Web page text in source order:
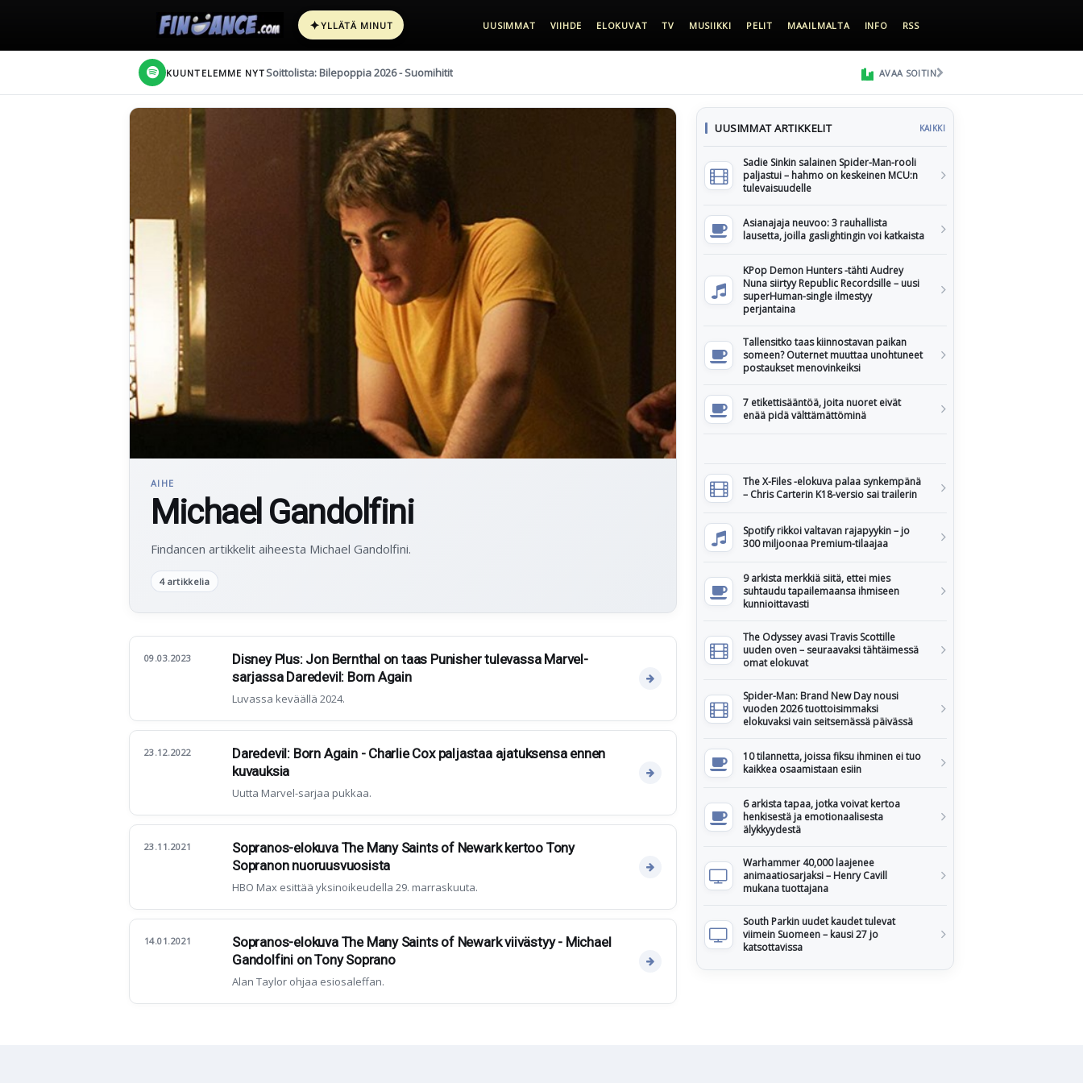
✦YLLÄTÄ MINUT UUSIMMAT VIIHDE ELOKUVAT TV MUSIIKKI PELIT MAAILMALTA INFO RSS
KUUNTELEMME NYT Soittolista: Bilepoppia 2026 - Suomihitit AVAA SOITIN
AIHE
Michael Gandolfini
Findancen artikkelit aiheesta Michael Gandolfini.
4 artikkelia
09.03.2023
Disney Plus: Jon Bernthal on taas Punisher tulevassa Marvel-
sarjassa Daredevil: Born Again
Luvassa keväällä 2024.
23.12.2022
Daredevil: Born Again - Charlie Cox paljastaa ajatuksensa ennen
kuvauksia
Uutta Marvel-sarjaa pukkaa.
23.11.2021
Sopranos-elokuva The Many Saints of Newark kertoo Tony
Sopranon nuoruusvuosista
HBO Max esittää yksinoikeudella 29. marraskuuta.
14.01.2021
Sopranos-elokuva The Many Saints of Newark viivästyy - Michael
Gandolfini on Tony Soprano
Alan Taylor ohjaa esiosaleffan.
UUSIMMAT ARTIKKELIT KAIKKI
Sadie Sinkin salainen Spider-Man-rooli
paljastui – hahmo on keskeinen MCU:n
tulevaisuudelle
Asianajaja neuvoo: 3 rauhallista
lausetta, joilla gaslightingin voi katkaista
KPop Demon Hunters -tähti Audrey
Nuna siirtyy Republic Recordsille – uusi
superHuman-single ilmestyy
perjantaina
Tallensitko taas kiinnostavan paikan
someen? Outernet muuttaa unohtuneet
postaukset menovinkeiksi
7 etikettisääntöä, joita nuoret eivät
enää pidä välttämättöminä
The X-Files -elokuva palaa synkempänä
– Chris Carterin K18-versio sai trailerin
Spotify rikkoi valtavan rajapyykin – jo
300 miljoonaa Premium-tilaajaa
9 arkista merkkiä siitä, ettei mies
suhtaudu tapailemaansa ihmiseen
kunnioittavasti
The Odyssey avasi Travis Scottille
uuden oven – seuraavaksi tähtäimessä
omat elokuvat
Spider-Man: Brand New Day nousi
vuoden 2026 tuottoisimmaksi
elokuvaksi vain seitsemässä päivässä
10 tilannetta, joissa fiksu ihminen ei tuo
kaikkea osaamistaan esiin
6 arkista tapaa, jotka voivat kertoa
henkisestä ja emotionaalisesta
älykkyydestä
Warhammer 40,000 laajenee
animaatiosarjaksi – Henry Cavill
mukana tuottajana
South Parkin uudet kaudet tulevat
viimein Suomeen – kausi 27 jo
katsottavissa